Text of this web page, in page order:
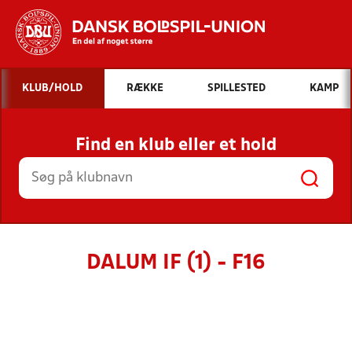
Hvad vil du søge efter?
INDHOLD OG NYHEDER
STILLINGER, RESULTATER, KLUBBER OG
HOLD
KLUB/HOLD RÆKKE SPILLESTED KAMP
Find en klub eller et hold
DALUM IF (1) - F16